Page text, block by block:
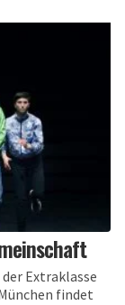
Extraklasse
findet